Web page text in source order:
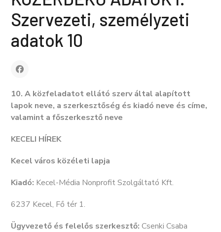
Szervezeti, személyzeti
adatok 10
10. A közfeladatot ellátó szerv által alapított
lapok neve, a szerkesztőség és kiadó neve és címe,
valamint a főszerkesztő neve
KECELI HÍREK
Kecel város közéleti lapja
Kiadó: Kecel-Média Nonprofit Szolgáltató Kft.
6237 Kecel, Fő tér 1.
Ügyvezető és felelős szerkesztő: Csenki Csaba